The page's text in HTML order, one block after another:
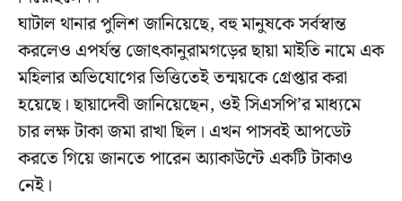
ঘাটাল থানার পুলিশ জানিয়েছে, বহু মানুষকে সর্বস্বান্ত
করলেও এপর্যন্ত জোৎকানুরামগড়ের ছায়া মাইতি নামে এক
মহিলার অভিযোগের ভিত্তিতেই তন্ময়কে গ্রেপ্তার করা
হয়েছে। ছায়াদেবী জানিয়েছেন, ওই সিএসপি’র মাধ্যমে
চার লক্ষ টাকা জমা রাখা ছিল। এখন পাসবই আপডেট
করতে গিয়ে জানতে পারেন অ্যাকাউন্টে একটি টাকাও
নেই।